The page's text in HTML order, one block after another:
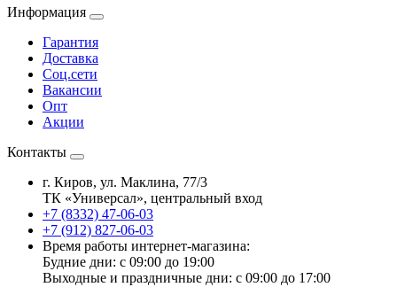
Информация
Гарантия
Доставка
Соц.сети
Вакансии
Опт
Акции
Контакты
г. Киров, ул. Маклина, 77/3
ТК «Универсал», центральный вход
+7 (8332) 47-06-03
+7 (912) 827-06-03
Время работы интернет-магазина:
Будние дни: с 09:00 до 19:00
Выходные и праздничные дни: с 09:00 до 17:00